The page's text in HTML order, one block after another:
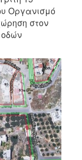
Οργανισμό
στον